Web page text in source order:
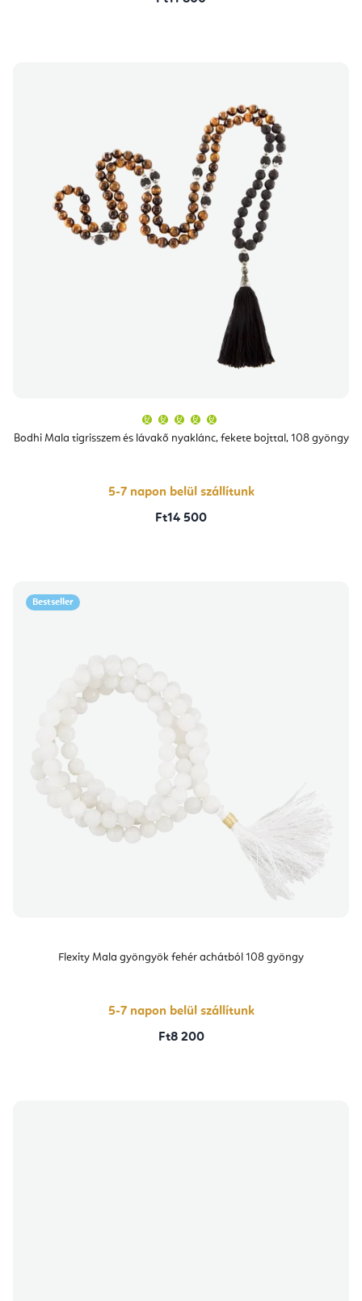
Bodhi Mala tigrisszem és lávakő nyaklánc, fekete bojttal, 108 gyöngy
átlagos
értékelése
csillag.
5-7 napon belül szállítunk
Ft14 500
Bestseller
Flexity Mala gyöngyök fehér achátból 108 gyöngy
5-7 napon belül szállítunk
Ft8 200